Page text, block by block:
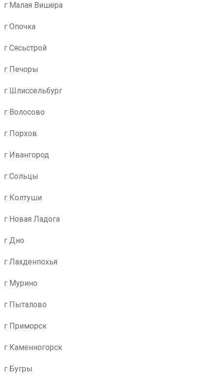
г Малая Вишера
г Опочка
г Сясьстрой
г Печоры
г Шлиссельбург
г Волосово
г Порхов
г Ивангород
г Сольцы
г Колтуши
г Новая Ладога
г Дно
г Лахденпохья
г Мурино
г Пыталово
г Приморск
г Каменногорск
г Бугры